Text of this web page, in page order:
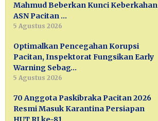
Mahmud Beberkan Kunci Keberkahan
ASN Pacitan …
5 Agustus 2026
Optimalkan Pencegahan Korupsi
Pacitan, Inspektorat Fungsikan Early
Warning Sebag…
5 Agustus 2026
70 Anggota Paskibraka Pacitan 2026
Resmi Masuk Karantina Persiapan